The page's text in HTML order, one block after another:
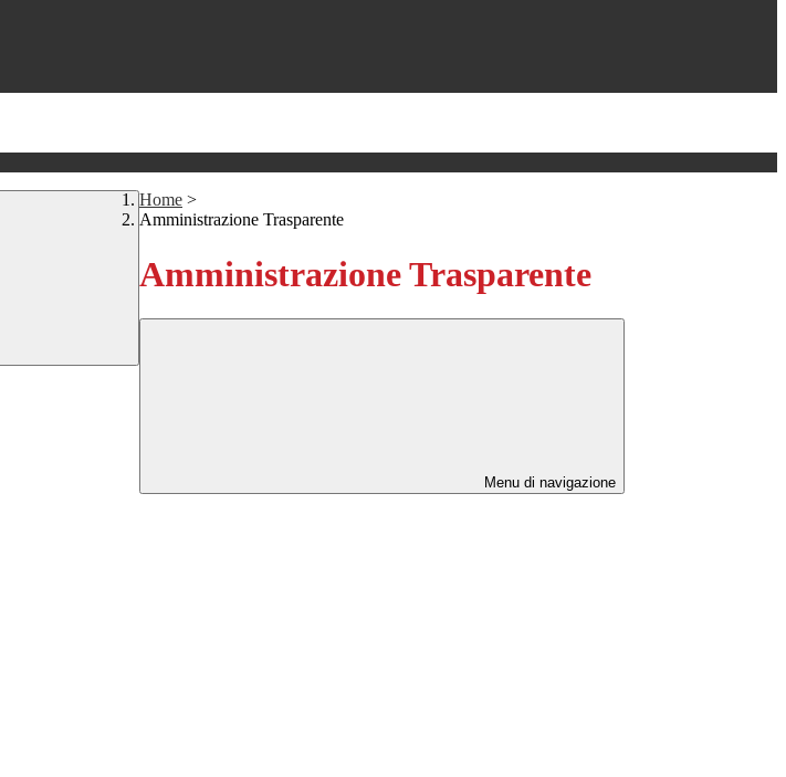
Home >
Amministrazione Trasparente
Amministrazione Trasparente
Menu di navigazione